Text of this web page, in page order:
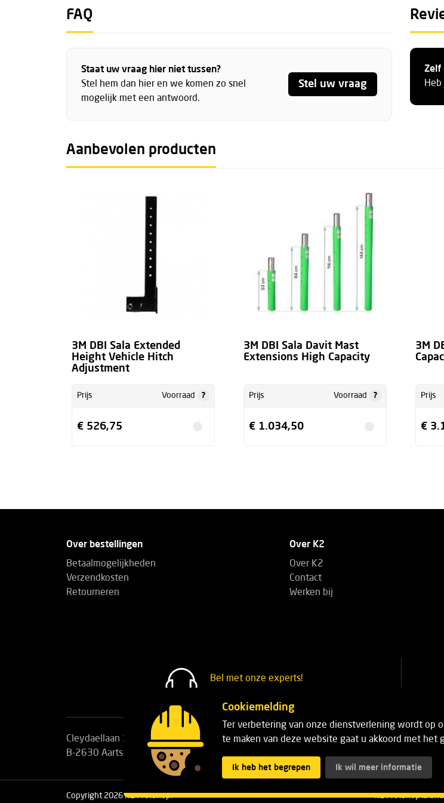
Advies
mogelijkheden te bespreken.
Uitgebreide technische specificaties van de 3M DBI Sala Vehicle Hitch
FAQ
Staat uw vraag hier niet tussen?
Stel hem dan hier en we komen zo snel
mogelijk met een antwoord.
Stel uw vraag
Zelf
Aanbevolen producten
3M DBI Sala Extended
Height Vehicle Hitch
Adjustment
Prijs Voorraad ?
€ 526,75
3M DBI Sala Davit Mast
Extensions High Capacity
Prijs Voorraad ?
€ 1.034,50
3M
Prijs
€
Over bestellingen
Betaalmogelijkheden
Verzendkosten
Retourneren
Over K2
Over K2
Contact
Werken bij
Bel met onze experts!
Cleydaellaan 10 Unit 8
B-2630 Aartselaar
Telefoon:
+32(0)3 303 14 53
E-mail:
Copyright 2026 K2 Profshop. K2 Profshop is
Cookiemelding
Ter verbetering van onze dienstverlening wordt op
te maken van deze website gaat u akkoord met het
Ik heb het begrepen Ik wil meer informatie